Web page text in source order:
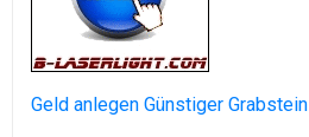
Geld anlegen Günstiger Grabstein